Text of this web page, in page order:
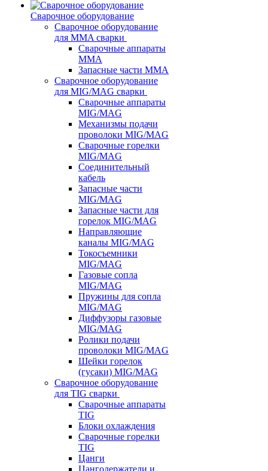
Сварочное оборудование
Сварочное оборудование
для MMA сварки
Сварочные аппараты
MMA
Запасные части MMA
Сварочное оборудование
для MIG/MAG сварки
Сварочные аппараты
MIG/MAG
Механизмы подачи
проволоки MIG/MAG
Сварочные горелки
MIG/MAG
Соединительный
кабель
Запасные части
MIG/MAG
Запасные части для
горелок MIG/MAG
Направляющие
каналы MIG/MAG
Токосъемники
MIG/MAG
Газовые сопла
MIG/MAG
Пружины для сопла
MIG/MAG
Диффузоры газовые
MIG/MAG
Ролики подачи
проволоки MIG/MAG
Шейки горелок
(гусаки) MIG/MAG
Сварочное оборудование
для TIG сварки
Сварочные аппараты
TIG
Блоки охлаждения
Сварочные горелки
TIG
Цанги
Цангодержатели и